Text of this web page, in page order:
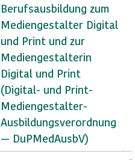
Berufsausbildung zum
Mediengestalter Digital
und Print und zur
Mediengestalterin
Digital und Print
(Digital- und Print-
Mediengestalter-
Ausbildungsverordnung
— DuPMedAusbV)